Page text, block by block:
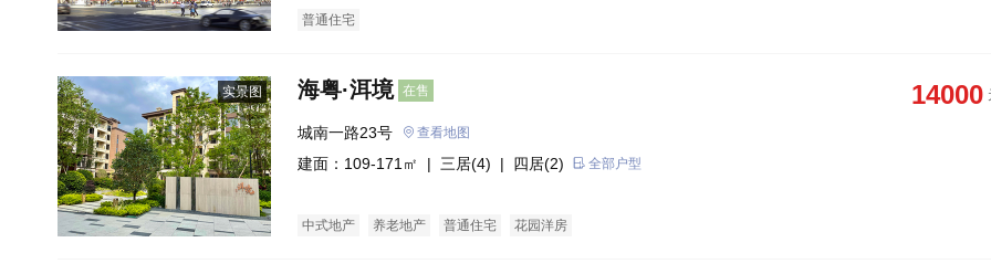
普通住宅
实景图 海粤·洱境 在售 14000
城南一路23号 查看地图
建面：109-171㎡ | 三居(4) | 四居(2) 全部户型
中式地产 养老地产 普通住宅 花园洋房